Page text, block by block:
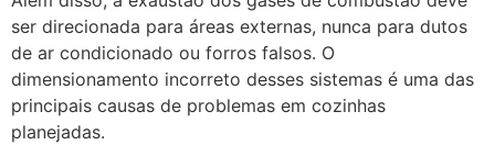
ser direcionada para áreas externas, nunca para dutos
de ar condicionado ou forros falsos. O
dimensionamento incorreto desses sistemas é uma das
principais causas de problemas em cozinhas
planejadas.